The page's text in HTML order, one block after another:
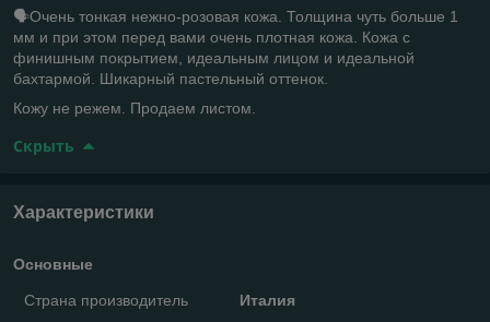
🗣️Очень тонкая нежно-розовая кожа. Толщина чуть больше 1
мм и при этом перед вами очень плотная кожа. Кожа с
финишным покрытием, идеальным лицом и идеальной
бахтармой. Шикарный пастельный оттенок.
Кожу не режем. Продаем листом.
Скрыть
Характеристики
Основные
Страна производитель
Италия